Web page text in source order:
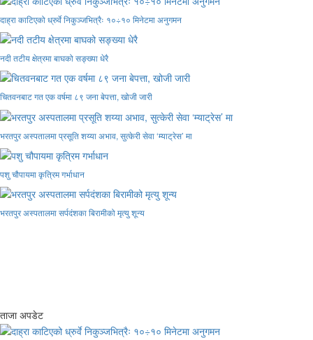
दाह्रा काटिएको ध्रुर्वे निकुञ्जभित्रैः १०÷१० मिनेटमा अनुगमन
नदी तटीय क्षेत्रमा बाघको सङ्ख्या धेरै
चितवनबाट गत एक वर्षमा ८९ जना बेपत्ता, खोजी जारी
भरतपुर अस्पतालमा प्रसूति शय्या अभाव, सुत्केरी सेवा ‘म्याट्रेस’ मा
पशु चौपायमा कृत्रिम गर्भाधान
भरतपुर अस्पतालमा सर्पदंशका बिरामीको मृत्यु शून्य
ताजा अपडेट